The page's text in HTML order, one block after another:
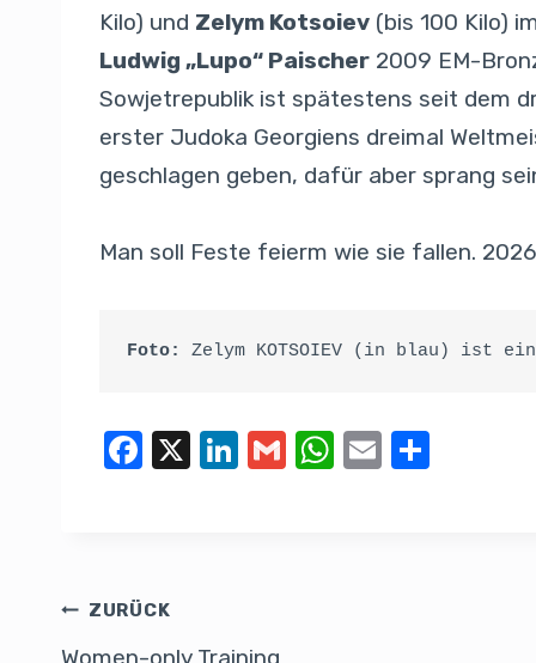
Kilo) und Zelym Kotsoiev (bis 100 Kilo)
Ludwig „Lupo“ Paischer 2009 EM-
Sowjetrepublik ist spätestens seit dem
erster Judoka Georgiens dreimal
geschlagen geben, dafür aber sprang
Man soll Feste feierm wie sie fallen.
Foto: Zelym KOTSOIEV (in blau) ist
F
b
o
X
Li
n
G
W
E
ZURÜCK